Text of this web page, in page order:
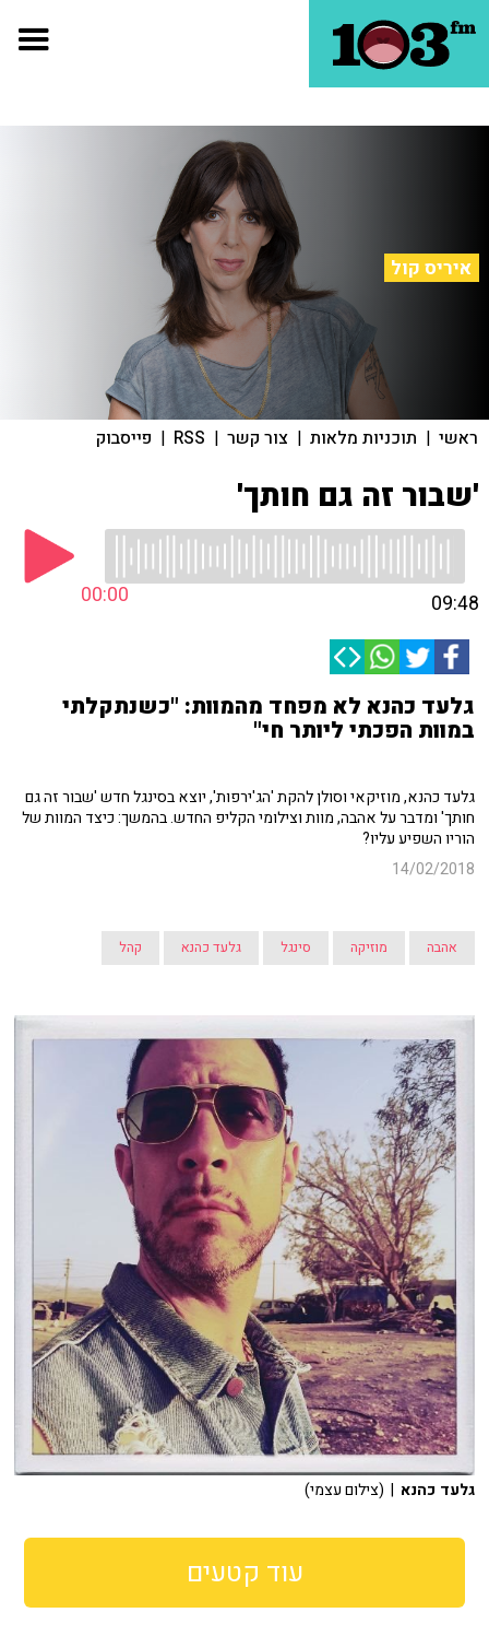
איריס קול
ראשי | תוכניות מלאות | צור קשר |
RSS
| פייסבוק
'שבור זה גם חותך'
00:00 09:48
גלעד כהנא לא מפחד מהמוות: "כשנתקלתי
במוות הפכתי ליותר חי"
גלעד כהנא, מוזיקאי וסולן להקת 'הג'ירפות', יוצא בסינגל חדש 'שבור זה גם
חותך' ומדבר על אהבה, מוות וצילומי הקליפ החדש. בהמשך: כיצד המוות של
הוריו השפיע עליו?
14/02/2018
אהבה מוזיקה סינגל גלעד כהנא קהל
גלעד כהנא | (צילום עצמי)
עוד קטעים